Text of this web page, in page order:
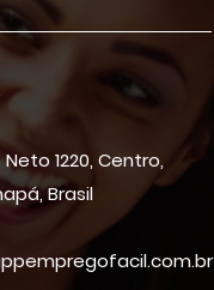
1220, Centro,
Brasil